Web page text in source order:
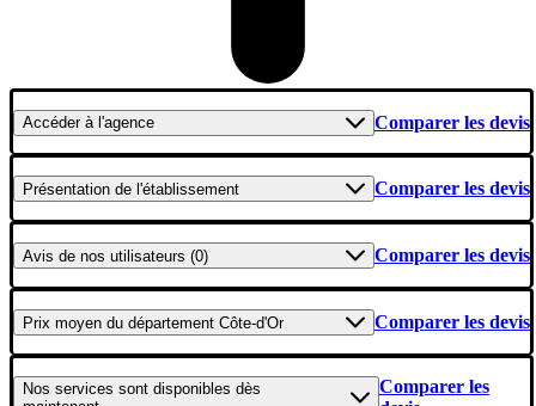
Accéderà l'agence Comparer les devis
Présentation de l'établissement Comparer les devis
Avis de nos utilisateurs (0) Comparer les devis
Prix moyen du département Côte-d'Or Comparer les devis
Nos services sont disponibles dès
Comparer les